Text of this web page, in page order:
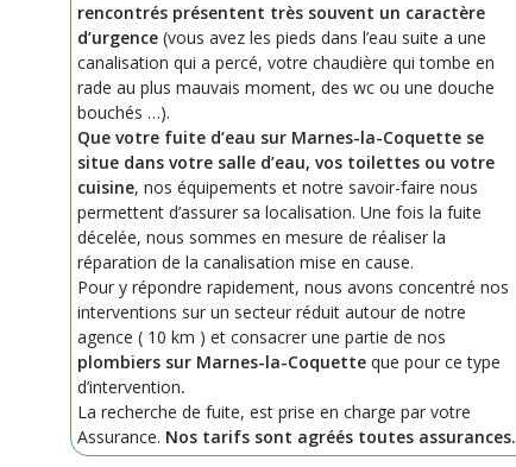
rencontrés présentent très souvent un caractère
d’urgence (vous avez les pieds dans l’eau suite a une
canalisation qui a percé, votre chaudière qui tombe en
rade au plus mauvais moment, des wc ou une douche
bouchés …).
Que votre fuite d’eau sur Marnes-la-Coquette se
situe dans votre salle d’eau, vos toilettes ou votre
cuisine, nos équipements et notre savoir-faire nous
permettent d’assurer sa localisation. Une fois la fuite
décelée, nous sommes en mesure de réaliser la
réparation de la canalisation mise en cause.
Pour y répondre rapidement, nous avons concentré nos
interventions sur un secteur réduit autour de notre
agence ( 10 km ) et consacrer une partie de nos
plombiers sur Marnes-la-Coquette que pour ce type
d’intervention.
La recherche de fuite, est prise en charge par votre
Assurance. Nos tarifs sont agréés toutes assurances.